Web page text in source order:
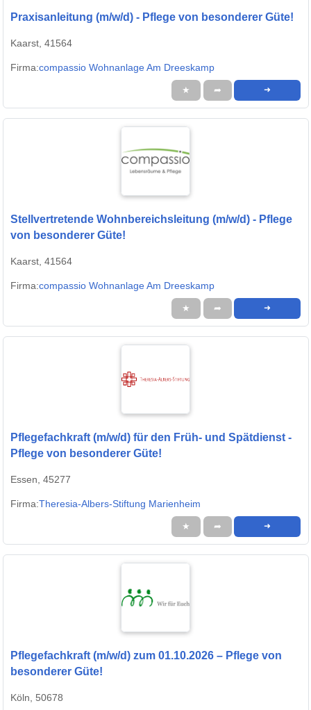
Praxisanleitung (m/w/d) - Pflege von besonderer Güte!
Kaarst, 41564
Firma:compassio Wohnanlage Am Dreeskamp
★ ➦ ➜
Stellvertretende Wohnbereichsleitung (m/w/d) - Pflege
von besonderer Güte!
Kaarst, 41564
Firma:compassio Wohnanlage Am Dreeskamp
★ ➦ ➜
Pflegefachkraft (m/w/d) für den Früh- und Spätdienst -
Pflege von besonderer Güte!
Essen, 45277
Firma:Theresia-Albers-Stiftung Marienheim
★ ➦ ➜
Pflegefachkraft (m/w/d) zum 01.10.2026 – Pflege von
besonderer Güte!
Köln, 50678